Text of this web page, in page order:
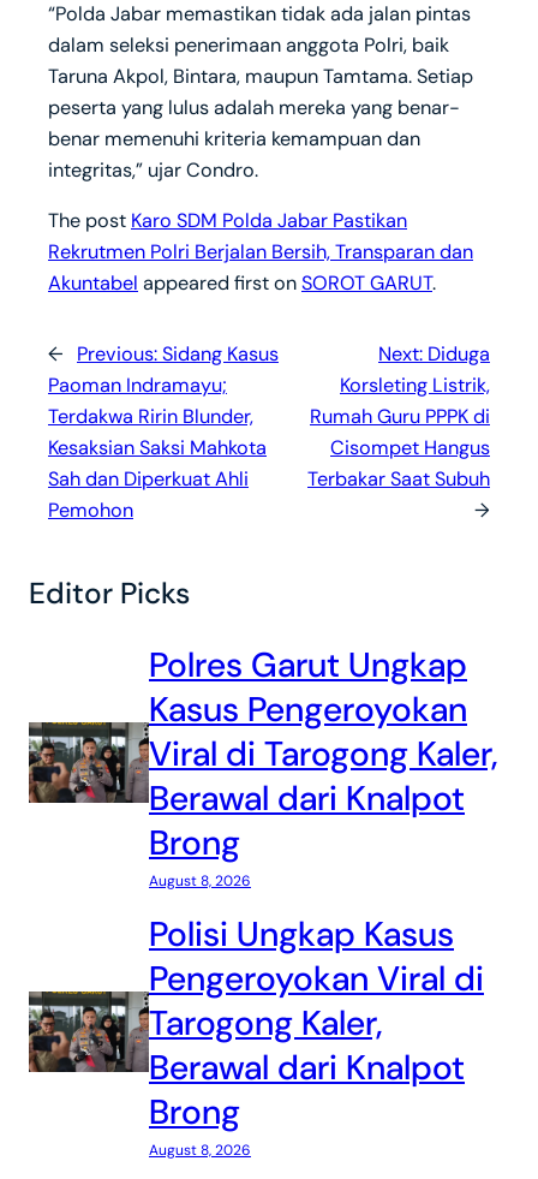
“Polda Jabar memastikan tidak ada jalan pintas
dalam seleksi penerimaan anggota Polri, baik
Taruna Akpol, Bintara, maupun Tamtama. Setiap
peserta yang lulus adalah mereka yang benar-
benar memenuhi kriteria kemampuan dan
integritas,” ujar Condro.
The post Karo SDM Polda Jabar Pastikan
Rekrutmen Polri Berjalan Bersih, Transparan dan
Akuntabel appeared first onSOROT GARUT.
← Previous:Sidang Kasus
Paoman Indramayu;
Terdakwa Ririn Blunder,
Kesaksian Saksi Mahkota
Sah dan Diperkuat Ahli
Pemohon
Next: Diduga
Korsleting Listrik,
Rumah Guru PPPK di
Cisompet Hangus
Terbakar Saat Subuh
→
Editor Picks
Polres Garut Ungkap
Kasus Pengeroyokan
Viral di Tarogong Kaler,
Berawal dari Knalpot
Brong
August 8, 2026
Polisi Ungkap Kasus
Pengeroyokan Viral di
Tarogong Kaler,
Berawal dari Knalpot
Brong
August 8, 2026